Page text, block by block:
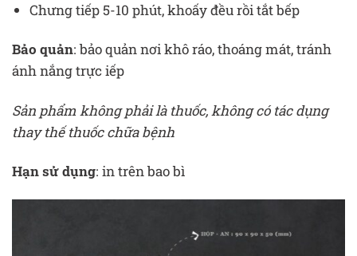
Chưng tiếp 5-10 phút, khoấy đều rồi tắt bếp
Bảo quản: bảo quản nơi khô ráo, thoáng mát, tránh
ánh nắng trực iếp
Sản phẩm không phải là thuốc, không có tác dụng
thay thế thuốc chữa bệnh
Hạn sử dụng: in trên bao bì